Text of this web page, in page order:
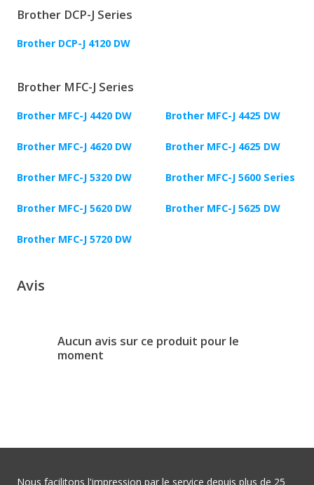
Brother DCP-J Series
Brother DCP-J 4120 DW
Brother MFC-J Series
Brother MFC-J 4420 DW Brother MFC-J 4425 DW
Brother MFC-J 4620 DW Brother MFC-J 4625 DW
Brother MFC-J 5320 DW Brother MFC-J 5600 Series
Brother MFC-J 5620 DW Brother MFC-J 5625 DW
Brother MFC-J 5720 DW
Avis
Aucun avis sur ce produit pour le
moment
Nous facilitons l'impression par le service depuis plus de 25